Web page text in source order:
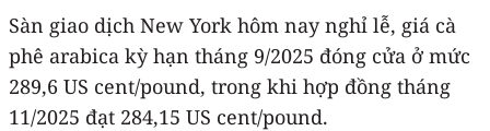
Sàn giao dịch New York hôm nay nghỉ lễ, giá cà
phê arabica kỳ hạn tháng 9/2025 đóng cửa ở mức
289,6 US cent/pound, trong khi hợp đồng tháng
11/2025 đạt 284,15 US cent/pound.